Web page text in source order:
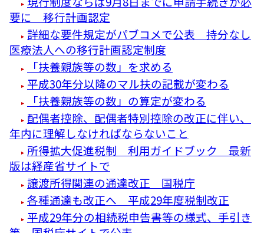
要に 移行計画認定
詳細な要件規定がパブコメで公表 持分なし
医療法人への移行計画認定制度
「扶養親族等の数」を求める
平成30年分以降のマル扶の記載が変わる
「扶養親族等の数」の算定が変わる
配偶者控除、配偶者特別控除の改正に伴い、
年内に理解しなければならないこと
所得拡大促進税制 利用ガイドブック 最新
版は経産省サイトで
譲渡所得関連の通達改正 国税庁
各種通達も改正へ 平成29年度税制改正
平成29年分の相続税申告書等の様式、手引き